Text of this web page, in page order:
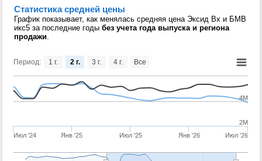
Статистика средней цены
График показывает, как менялась средняя цена Эксид Вх и БМВ
икс5 за последние годы без учета года выпуска и региона
продажи
Период:
Июл '24 Янв '25 Июл '25 Янв '26 Июл '26
4M
2M
1 г. 2 г. 3 г. 4 г. Все